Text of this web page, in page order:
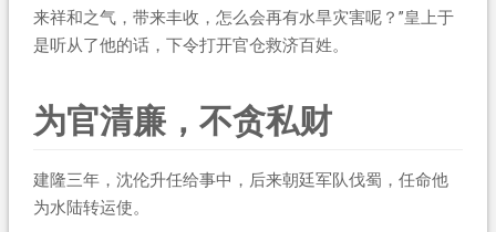
来祥和之气，带来丰收，怎么会再有水旱灾害呢？”皇上于
是听从了他的话，下令打开官仓救济百姓。
为官清廉，不贪私财
建隆三年，沈伦升任给事中，后来朝廷军队伐蜀，任命他
为水陆转运使。